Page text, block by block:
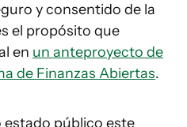
y consentido de la
el propósito que
en un anteproyecto de
de Finanzas Abiertas.
público este